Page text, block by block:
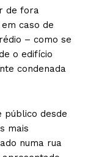
de fora
caso de
– como se
o edifício
condenada
público desde
mais
numa rua